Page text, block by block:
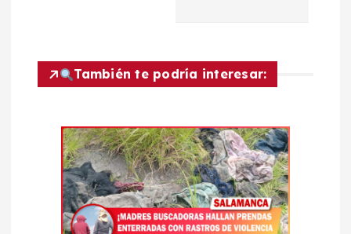
a
También te podría interesar: